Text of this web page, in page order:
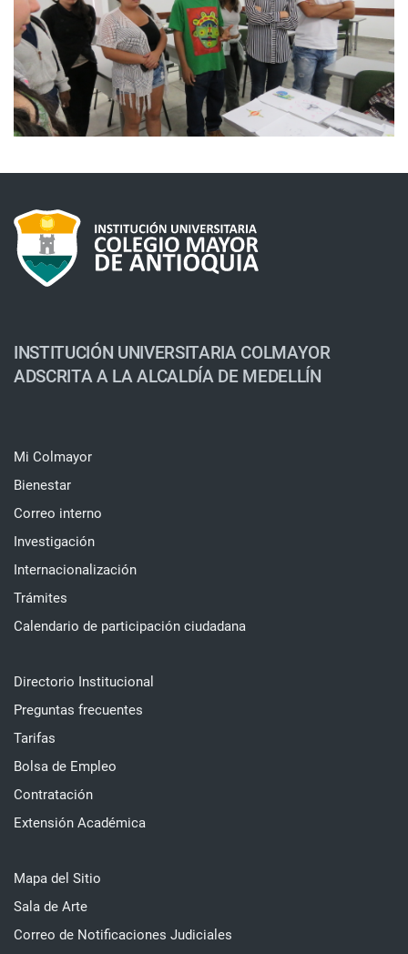
INSTITUCIÓN UNIVERSITARIA COLMAYOR
ADSCRITA A LA ALCALDÍA DE MEDELLÍN
Mi Colmayor
Bienestar
Correo interno
Investigación
Internacionalización
Trámites
Calendario de participación ciudadana
Directorio Institucional
Preguntas frecuentes
Tarifas
Bolsa de Empleo
Contratación
Extensión Académica
Mapa del Sitio
Sala de Arte
Correo de Notificaciones Judiciales